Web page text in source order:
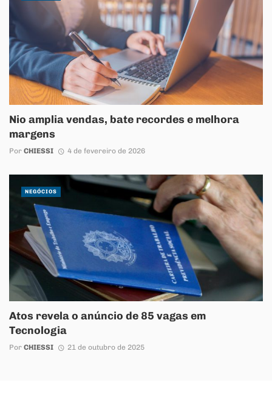
Nio amplia vendas, bate recordes e melhora
margens
Por CHIESSI 4 de fevereiro de 2026
Atos revela o anúncio de 85 vagas em
Tecnologia
Por CHIESSI 21 de outubro de 2025
NEGÓCIOS